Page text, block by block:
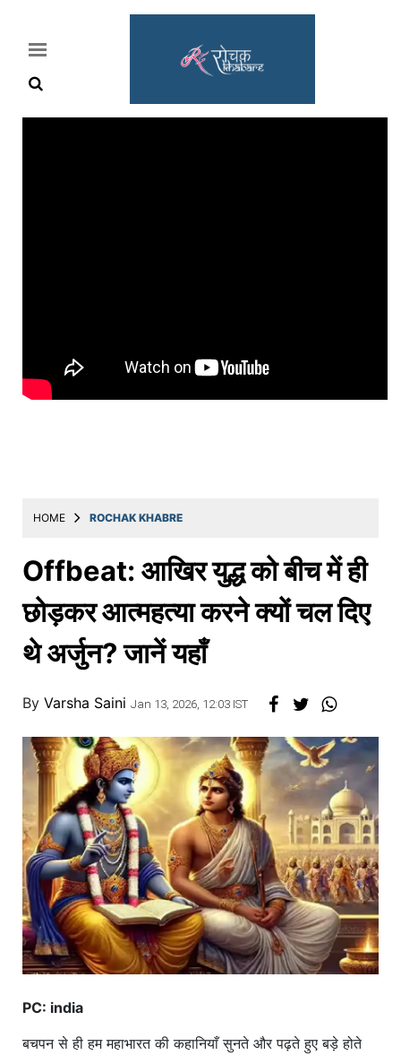
&
मराठी
मनोरंजन
स्पोर्ट्स
बिझनेस
हेल्थ
ट्रॅव्हल
खाना
HOME ROCHAK KHABRE
Offbeat: आखिर युद्ध को बीच में ही
छोड़कर आत्महत्या करने क्यों चल दिए
थे अर्जुन? जानें यहाँ
By Varsha Saini Jan 13, 2026, 12:03 IST
PC: india
बचपन से ही हम महाभारत की कहानियाँ सुनते और पढ़ते हुए बड़े होते